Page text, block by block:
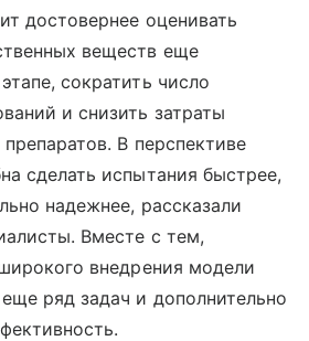
достовернее оценивать
веществ еще
сократить число
и снизить затраты
В перспективе
сделать испытания быстрее,
надежнее, рассказали
Вместе с тем,
внедрения модели
ряд задач и дополнительно